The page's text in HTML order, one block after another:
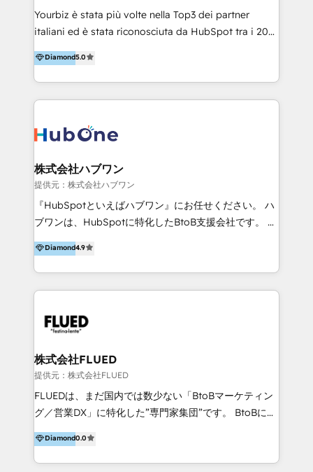
Conversion-Focused Websites With a 5.0⭐average
rating and 140+ verified client reviews on the
businesses globally for consistent delivery and high
client satisfaction. With deep HubSpot expertise and
your business with a proven and reliable HubSpot
Diamond Partner? 👉Connect with TRooInbound
today (https://www.trooinbound.com/contact-us)
Yourbiz è stata più volte nella Top3 dei partner
italiani ed è stata riconosciuta da HubSpot tra i 20
migliori partner EMEA per la gestione del cliente.
Stiamo accompagnando oltre 100 aziende nella
digitalizzazione e ottimizzazione dei processi di
marketing e vendita. Il nostro metodo DAM è stato
mappatura dei canali di acquisizione dei contatti e
HubSpot come fornitore ufficiale per le integrazioni
tra il CRM e altri sistemi aziendali, tra cui SAP,
AS400, TeamSystem. HubSpot ci ha riconosciuto
come formatori ufficiali per l'adozione del CRM in
50% più alto tra i nostri clienti rispetto le altre
aziende. Lavoriamo con aziende B2B tra i 5 e i 35
massimizzare il ritorno sugli investimenti.
Diamond5.0
株式会社ハブワン
提供元：株式会社ハブワン
『HubSpotといえばハブワン』にお任せください。 ハ
ブワンは、HubSpotに特化したBtoB支援会社です。 ノ
ーコードCMS構築、CRM／MA／SFAの設計・運用、他
システムAPI連携・開発、営業定着支援、カスタマーサ
クセス体制の設計まで、ワンストップ完結できる支援体
制を整えています。 HubSpotの導入支援だけでなく、
ナリオ設計まで含めてご提案。「導入して終わり」では
と。それが、ハブワンのスタンスです。 また、
HubSpotはもちろん、ferret One、WordPress、
Movable Type（Power CMS）などの各種CMSを活用
し、延べ100社以上のBtoB企業のサイト制作経験をもと
ーコードテーマテンプレートを独自開発。 企業のさま
ざまな課題やニーズに対して「戦略、設計・デザイン、
Diamond4.9
株式会社FLUED
提供元：株式会社FLUED
FLUEDは、まだ国内では数少ない「BtoBマーケティン
グ／営業DX」に特化した”専門家集団”です。 BtoBに特
化し、WEB制作や広告運用などのオンライン施策か
ら、インサイドセールスや展示会などのオフライン施策
まで支援しています。 「経験豊富な”専門家集団”によ
Diamond0.0